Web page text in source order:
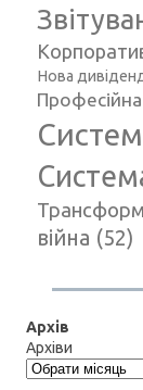
Нова
Професійна
війна (52)
Архів
Архіви